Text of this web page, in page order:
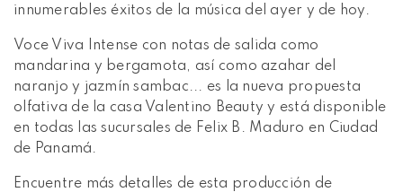
innumerables éxitos de la música del ayer y de hoy.
Voce Viva Intense con notas de salida como
mandarina y bergamota, así como azahar del
naranjo y jazmín sambac... es la nueva propuesta
olfativa de la casa Valentino Beauty y está disponible
en todas las sucursales de Felix B. Maduro en Ciudad
de Panamá.
Encuentre más detalles de esta producción de